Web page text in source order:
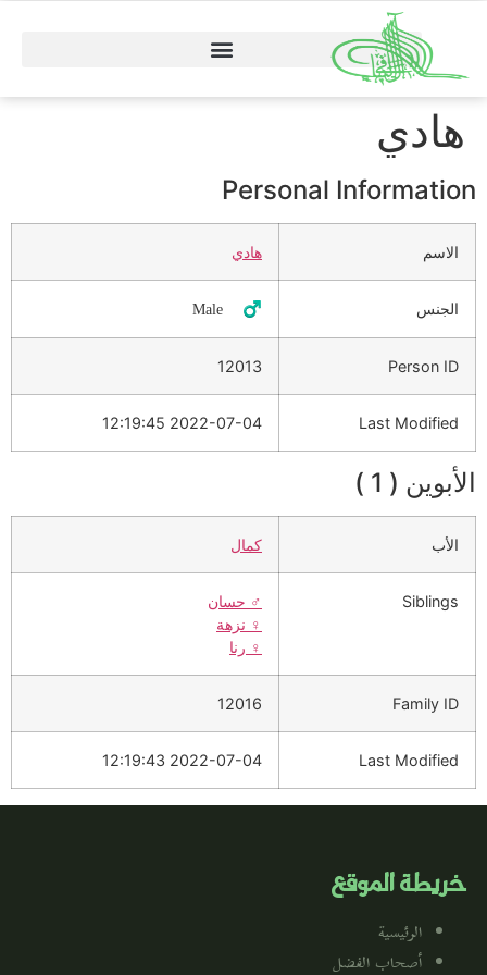
هادي
Personal Information
الاسم هادي
الجنس ♂️ Male
Person ID
12013
Last Modified
2022-07-04 12:19:45
الأبوين ( 1 )
الأب كمال
Siblings
♂️ حسان
♀️ نزهة
♀️ رنا
Family ID
12016
Last Modified
2022-07-04 12:19:43
خريطة الموقع
الرئيسية
أصحاب الفضل